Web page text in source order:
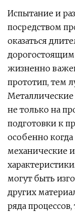
Испытание и
посредством
оказаться
дорогостоящим
жизненно
прототип, тем
не только на
подготовки к
особенно
механические
могут быть
других
ряда